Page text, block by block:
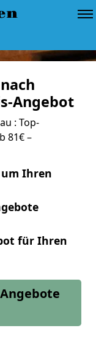
Angebot
: Top-
81€ –
Ihren
für Ihren